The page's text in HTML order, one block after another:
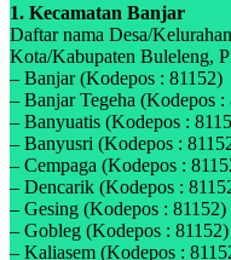
1. Kecamatan Banjar
Daftar nama Desa/
Kota/Kabupaten Buleleng,
– Banjar (Kodepos : 81152)
– Banjar Tegeha (Kodepos :
– Banyuatis (Kodepos :
– Banyusri (Kodepos :
– Cempaga (Kodepos :
– Dencarik (Kodepos :
– Gesing (Kodepos : 81152)
– Gobleg (Kodepos : 81152)
– Kaliasem (Kodepos :